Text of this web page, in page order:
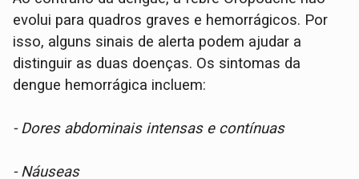
evolui para quadros graves e hemorrágicos. Por
isso, alguns sinais de alerta podem ajudar a
distinguir as duas doenças. Os sintomas da
dengue hemorrágica incluem:
- Dores abdominais intensas e contínuas
- Náuseas